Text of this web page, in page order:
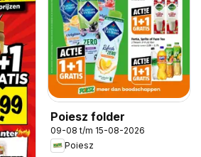
Poiesz folder
09-08 t/m 15-08-2026
Poiesz